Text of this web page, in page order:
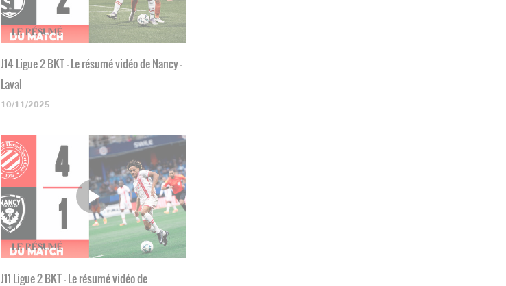
J14 Ligue 2 BKT - Le résumé vidéo de Nancy -
Laval
10/11/2025
J11 Ligue 2 BKT - Le résumé vidéo de